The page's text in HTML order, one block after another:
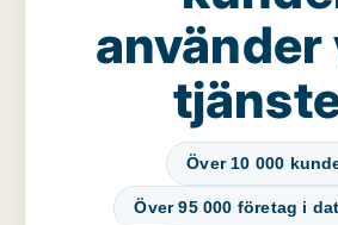
använder
Över 10 000
Över 95 000 företag i